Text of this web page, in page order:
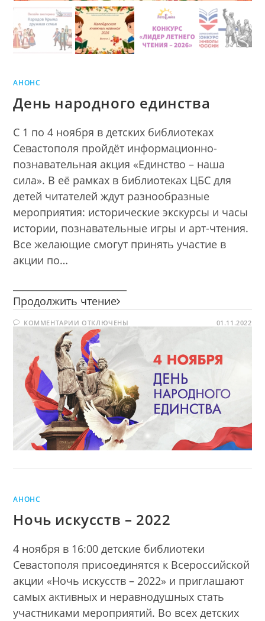
АНОНС
День народного единства
С 1 по 4 ноября в детских библиотеках
Севастополя пройдёт информационно-
познавательная акция «Единство – наша
сила». В её рамках в библиотеках ЦБС для
детей читателей ждут разнообразные
мероприятия: исторические экскурсы и часы
истории, познавательные игры и арт-чтения.
Все желающие смогут принять участие в
акции по…
Продолжить чтение День
единства
КОММЕНТАРИИ К
ЗАПИСИ
ДЕНЬ
НАРОДНОГО
ЕДИНСТВА
ОТКЛЮЧЕНЫ 01.11.2022
АНОНС
Ночь искусств – 2022
4 ноября в 16:00 детские библиотеки
Севастополя присоединятся к Всероссийской
акции «Ночь искусств – 2022» и приглашают
самых активных и неравнодушных стать
участниками мероприятий. Во всех детских